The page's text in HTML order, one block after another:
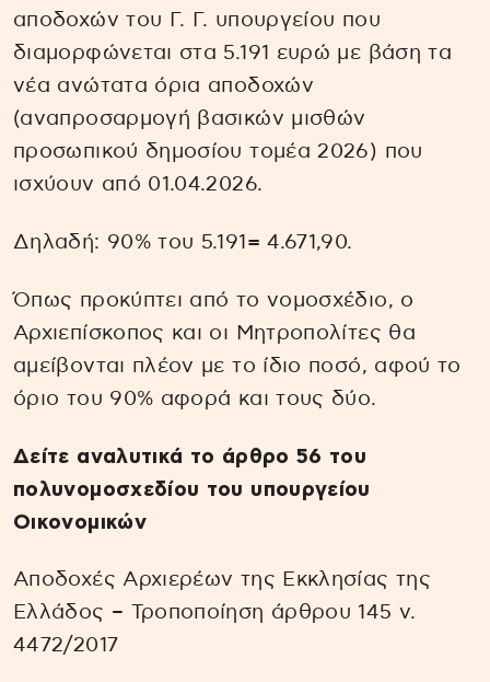
αποδοχών του Γ. Γ. υπουργείου που
διαμορφώνεται στα 5.191 ευρώ με βάση τα
νέα ανώτατα όρια αποδοχών
(αναπροσαρμογή βασικών μισθών
προσωπικού δημοσίου τομέα 2026) που
ισχύουν από 01.04.2026.
Δηλαδή: 90% του 5.191= 4.671,90.
Όπως προκύπτει από το νομοσχέδιο, ο
Αρχιεπίσκοπος και οι Μητροπολίτες θα
αμείβονται πλέον με το ίδιο ποσό, αφού το
όριο του 90% αφορά και τους δύο.
Δείτε αναλυτικά το άρθρο 56 του
πολυνομοσχεδίου του υπουργείου
Οικονομικών
Αποδοχές Αρχιερέων της Εκκλησίας της
Ελλάδος – Τροποποίηση άρθρου 145 ν.
4472/2017